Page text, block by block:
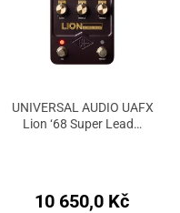
UNIVERSAL AUDIO UAFX
Lion ‘68 Super Lead…
10 650,0 Kč